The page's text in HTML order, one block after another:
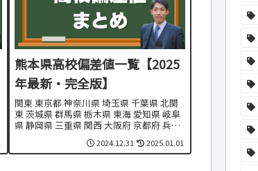
熊本県高校偏差値一覧【2025
年最新・完全版】
関東 東京都 神奈川県 埼玉県 千葉県 北関
東 茨城県 群馬県 栃木県 東海 愛知県 岐阜
県 静岡県 三重県 関西 大阪府 京都府 兵庫
県 奈良県 滋賀県 和歌山県 東北・北海道
北海道 青森県 秋田県 岩手県 山形県 宮城
県 福島県 九州...
2024.12.31 2025.01.01